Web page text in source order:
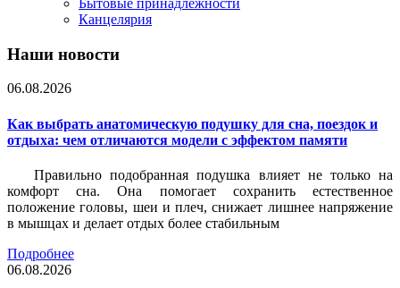
Бытовые принадлежности
Канцелярия
Наши новости
06.08.2026
Как выбрать анатомическую подушку для сна, поездок и
отдыха: чем отличаются модели с эффектом памяти
Правильно подобранная подушка влияет не только на
комфорт сна. Она помогает сохранить естественное
положение головы, шеи и плеч, снижает лишнее напряжение
в мышцах и делает отдых более стабильным
Подробнее
06.08.2026